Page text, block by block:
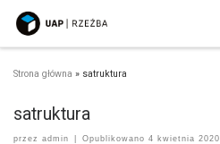
Przejdź do treści
Strona główna » satruktura
satruktura
przez admin Opublikowano 4 kwietnia 2020